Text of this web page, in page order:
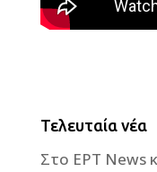
Τελευταία νέα
Στο ΕΡΤ News